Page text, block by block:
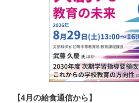
【4月の給食通信から】